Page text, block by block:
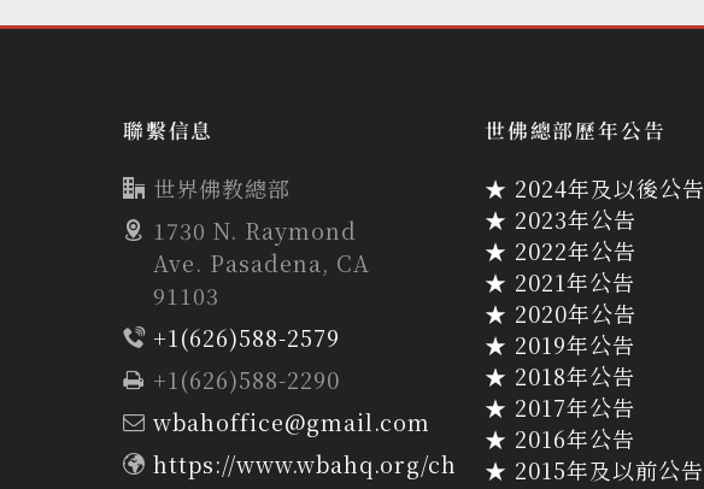
聯繫信息
世界佛教總部
1730 N. Raymond
Ave. Pasadena, CA
91103
+1(626)588-2579
+1(626)588-2290
wbahoffice@gmail.com
https://www.wbahq.org/ch
世佛總部歷年公告
★ 2024年及以後公告
★ 2023年公告
★ 2022年公告
★ 2021年公告
★ 2020年公告
★ 2019年公告
★ 2018年公告
★ 2017年公告
★ 2016年公告
★ 2015年及以前公告